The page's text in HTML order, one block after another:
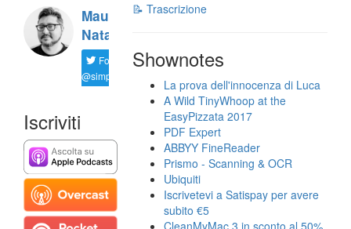
Maurizio
Natali
Follow
@simplemal
Iscriviti
📝 Trascrizione
Shownotes
La prova dell'innocenza di Luca
A Wild TinyWhoop at the
EasyPizzata 2017
PDF Expert
ABBYY FineReader
Prismo - Scanning & OCR
Ubiquiti
Iscrivetevi a Satispay per avere
subito €5
CleanMyMac 3 in sconto al 50%